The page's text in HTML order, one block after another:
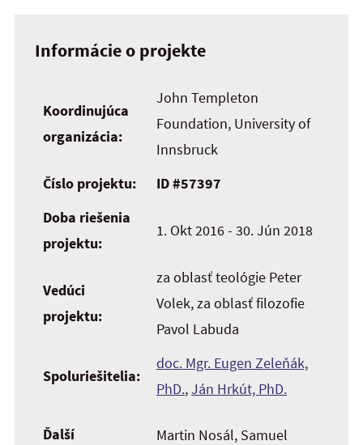
Informácie o projekte
Koordinujúca
organizácia:
John Templeton
Foundation, University of
Innsbruck
Číslo projektu:
ID #57397
Doba riešenia
projektu:
1. Okt 2016 - 30. Jún 2018
Vedúci
projektu:
za oblasť teológie Peter
Volek, za oblasť filozofie
Pavol Labuda
Spoluriešitelia:
doc. Mgr. Eugen Zeleňák,
PhD.,Ján Hrkút, PhD.
Ďalší
Martin Nosál, Samuel